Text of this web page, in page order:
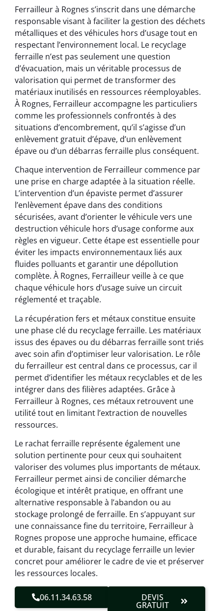
Ferrailleur à Rognes s’inscrit dans une démarche
responsable visant à faciliter la gestion des déchets
métalliques et des véhicules hors d’usage tout en
respectant l’environnement local. Le recyclage
ferraille n’est pas seulement une question
d’évacuation, mais un véritable processus de
valorisation qui permet de transformer des
matériaux inutilisés en ressources réemployables.
À Rognes, Ferrailleur accompagne les particuliers
comme les professionnels confrontés à des
situations d’encombrement, qu’il s’agisse d’un
enlèvement gratuit d’épave, d’un enlèvement
épave ou d’un débarras ferraille plus conséquent.
Chaque intervention de Ferrailleur commence par
une prise en charge adaptée à la situation réelle.
L’intervention d’un épaviste permet d’assurer
l’enlèvement épave dans des conditions
sécurisées, avant d’orienter le véhicule vers une
destruction véhicule hors d’usage conforme aux
règles en vigueur. Cette étape est essentielle pour
éviter les impacts environnementaux liés aux
fluides polluants et garantir une dépollution
complète. À Rognes, Ferrailleur veille à ce que
chaque véhicule hors d’usage suive un circuit
réglementé et traçable.
La récupération fers et métaux constitue ensuite
une phase clé du recyclage ferraille. Les matériaux
issus des épaves ou du débarras ferraille sont triés
avec soin afin d’optimiser leur valorisation. Le rôle
du ferrailleur est central dans ce processus, car il
permet d’identifier les métaux recyclables et de les
intégrer dans des filières adaptées. Grâce à
Ferrailleur à Rognes, ces métaux retrouvent une
utilité tout en limitant l’extraction de nouvelles
ressources.
Le rachat ferraille représente également une
solution pertinente pour ceux qui souhaitent
valoriser des volumes plus importants de métaux.
Ferrailleur permet ainsi de concilier démarche
écologique et intérêt pratique, en offrant une
alternative responsable à l’abandon ou au
stockage prolongé de ferraille. En s’appuyant sur
une connaissance fine du territoire, Ferrailleur à
Rognes propose une approche humaine, efficace
et durable, faisant du recyclage ferraille un levier
concret pour améliorer le cadre de vie et préserver
les ressources locales.
06.11.34.63.58 DEVIS
GRATUIT